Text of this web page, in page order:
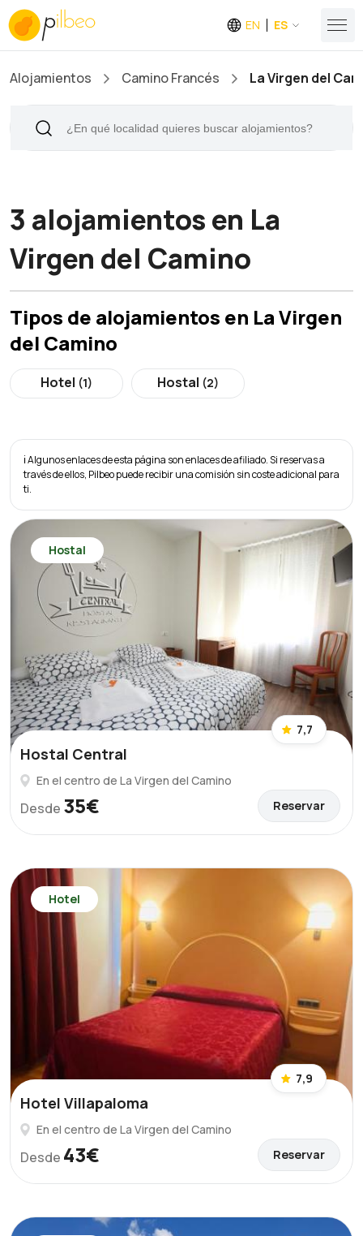
EN ES
Alojamientos Camino Francés La Virgen del
3 alojamientos en La
Virgen del Camino
Tipos de alojamientos en La Virgen
del Camino
Hotel (1) Hostal (2)
ℹ️ Algunos enlaces de esta página son enlaces de afiliado. Si reservas a
través de ellos, Pilbeo puede recibir una comisión sin coste adicional para
ti.
Hostal
7,7
Hostal Central
En el centro de La Virgen del Camino
Desde 35€ Reservar
Hotel
7,9
Hotel Villapaloma
En el centro de La Virgen del Camino
Desde 43€ Reservar